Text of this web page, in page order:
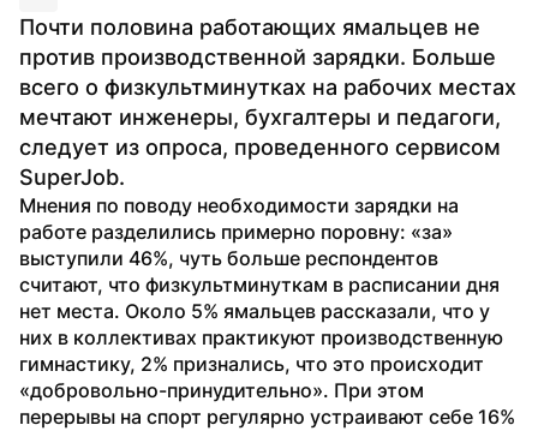
Почти половина работающих ямальцев не
против производственной зарядки. Больше
всего о физкультминутках на рабочих местах
мечтают инженеры, бухгалтеры и педагоги,
следует из опроса, проведенного сервисом
SuperJob.
Мнения по поводу необходимости зарядки на
работе разделились примерно поровну: «за»
выступили 46%, чуть больше респондентов
считают, что физкультминуткам в расписании дня
нет места. Около 5% ямальцев рассказали, что у
них в коллективах практикуют производственную
гимнастику, 2% признались, что это происходит
«добровольно-принудительно». При этом
перерывы на спорт регулярно устраивают себе 16%